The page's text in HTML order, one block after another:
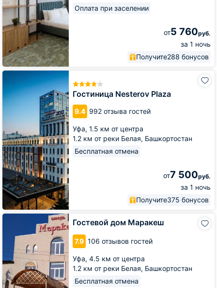
Оплата при заселении
от5 760руб.
за 1 ночь
Получите288 бонусов
Гостиница Nesterov Plaza
9.4 992 отзыва гостей
Уфа, 1.5 км от центра
1.2 км от реки Белая, Башкортостан
Бесплатная отмена
от7 500руб.
за 1 ночь
Получите375 бонусов
Гостиница
Plaza
Гостевой дом Маракеш
7.9 106 отзывов гостей
Уфа, 4.5 км от центра
1.2 км от реки Белая, Башкортостан
Бесплатная отмена
Гостевой
Маракеш